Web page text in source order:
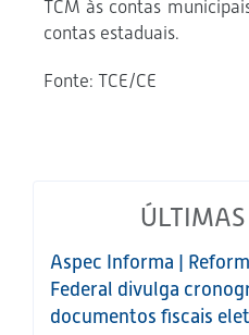
TCM às contas
contas estaduais.
Fonte: TCE/CE
Aspec Informa |
Federal divulga
documentos fiscais